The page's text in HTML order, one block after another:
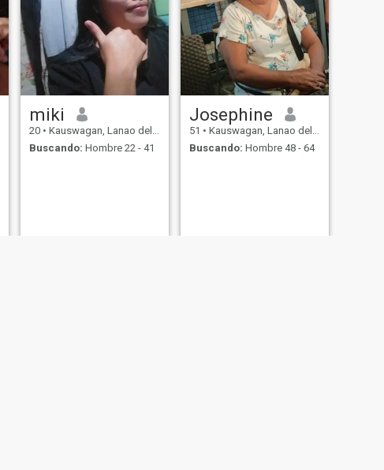
miki
20 • Kauswagan, Lanao del Norte, Filipinas
Buscando: Hombre 22 - 41
Josephine
51 • Kauswagan, Lanao del Norte, Filipinas
Buscando: Hombre 48 - 64